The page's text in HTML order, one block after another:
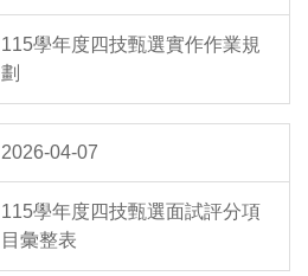
115學年度四技甄選實作作業規
劃
2026-04-07
115學年度四技甄選面試評分項
目彙整表